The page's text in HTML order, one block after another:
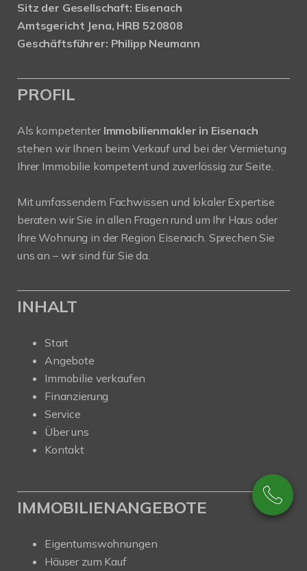
Sitz der Gesellschaft: Eisenach
Amtsgericht Jena, HRB 520808
Geschäftsführer: Philipp Neumann
PROFIL
Als kompetenter Immobilienmakler in Eisenach
stehen wir Ihnen beim Verkauf und bei der Vermietung
Ihrer Immobilie kompetent und zuverlässig zur Seite.
Mit umfassendem Fachwissen und lokaler Expertise
beraten wir Sie in allen Fragen rund um Ihr Haus oder
Ihre Wohnung in der Region Eisenach. Sprechen Sie
uns an – wir sind für Sie da.
INHALT
Start
Angebote
Immobilie verkaufen
Finanzierung
Service
Über uns
Kontakt
IMMOBILIENANGEBOTE
Eigentumswohnungen
Häuser zum Kauf